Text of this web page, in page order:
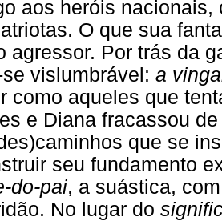
aos heróis
O que sua
agressor. Por trás da
vislumbrável: a
como aqueles que
e Diana fracassou
que se
seu fundamento
do-pai, a suástica,
No lugar do